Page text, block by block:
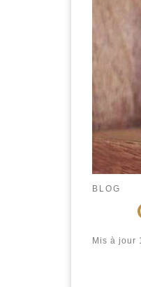
BLOG
Mis à jour